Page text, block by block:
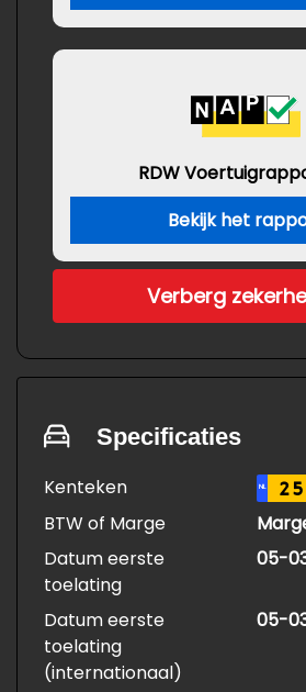
RDW
Bekijk het
Verberg
Specificaties
Kenteken NL
BTW of Marge
Datum eerste
toelating
05-
Datum eerste
toelating
(internationaal)
05-